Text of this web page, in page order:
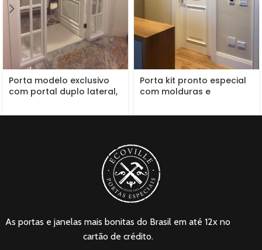
Porta modelo exclusivo
com portal duplo lateral,
blim blim, vidro 10 mm
Porta kit pronto especial
com molduras e
As portas e janelas mais bonitas do Brasil em até 12x no
cartão de crédito.